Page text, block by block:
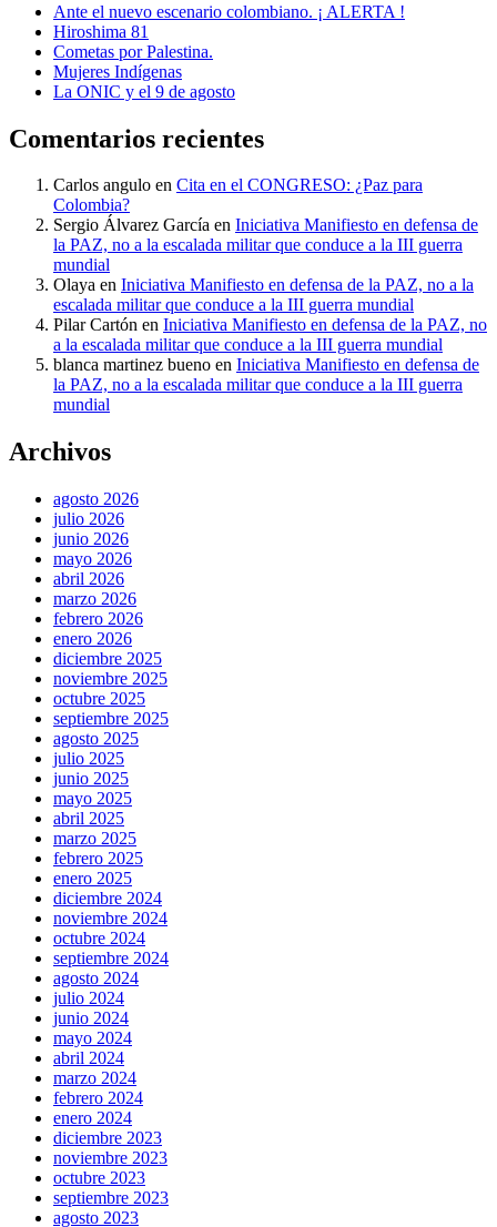
Ante el nuevo escenario colombiano. ¡ ALERTA !
Hiroshima 81
Cometas por Palestina.
Mujeres Indígenas
La ONIC y el 9 de agosto
Comentarios recientes
Carlos angulo en Cita en el CONGRESO: ¿Paz para
Colombia?
Sergio Álvarez García en Iniciativa Manifiesto en defensa de
la PAZ, no a la escalada militar que conduce a la III guerra
mundial
Olaya en Iniciativa Manifiesto en defensa de la PAZ, no a la
escalada militar que conduce a la III guerra mundial
Pilar Cartón en Iniciativa Manifiesto en defensa de la PAZ, no
a la escalada militar que conduce a la III guerra mundial
blanca martinez bueno en Iniciativa Manifiesto en defensa de
la PAZ, no a la escalada militar que conduce a la III guerra
mundial
Archivos
agosto 2026
julio 2026
junio 2026
mayo 2026
abril 2026
marzo 2026
febrero 2026
enero 2026
diciembre 2025
noviembre 2025
octubre 2025
septiembre 2025
agosto 2025
julio 2025
junio 2025
mayo 2025
abril 2025
marzo 2025
febrero 2025
enero 2025
diciembre 2024
noviembre 2024
octubre 2024
septiembre 2024
agosto 2024
julio 2024
junio 2024
mayo 2024
abril 2024
marzo 2024
febrero 2024
enero 2024
diciembre 2023
noviembre 2023
octubre 2023
septiembre 2023
agosto 2023